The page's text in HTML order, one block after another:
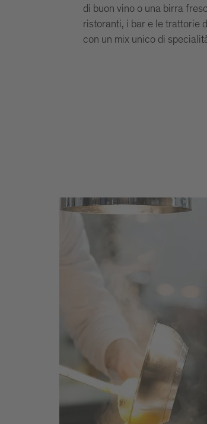
di buon vino o una birra
ristoranti, i bar e le trattorie
con un mix unico di